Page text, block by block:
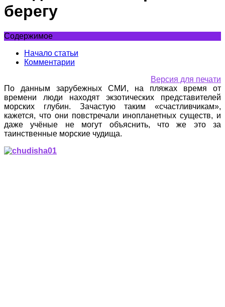
берегу
Содержимое
Начало статьи
Комментарии
Версия для печати
По данным зарубежных СМИ, на пляжах время от
времени люди находят экзотических представителей
морских глубин. Зачастую таким «счастливчикам»,
кажется, что они повстречали инопланетных существ, и
даже учёные не могут объяснить, что же это за
таинственные морские чудища.